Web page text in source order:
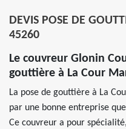
DEVIS POSE DE
45260
Le couvreur Glonin
gouttière à La Cour
La pose de gouttière à La
par une bonne entreprise
Ce couvreur a pour